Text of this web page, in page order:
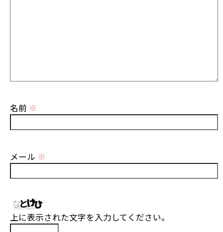
名前 ※
メール ※
上に表示された文字を入力してください。